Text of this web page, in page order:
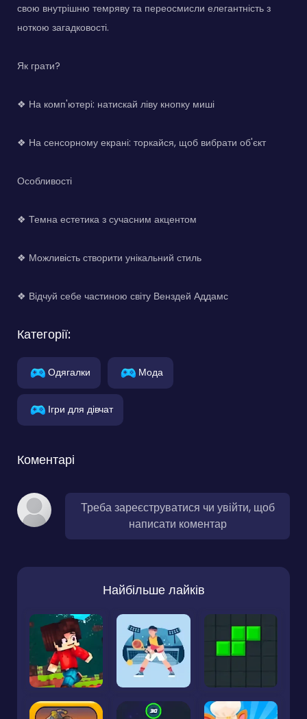
свою внутрішню темряву та переосмисли елегантність з
ноткою загадковості.
Як грати?
❖ На комп'ютері: натискай ліву кнопку миші
❖ На сенсорному екрані: торкайся, щоб вибрати об'єкт
Особливості
❖ Темна естетика з сучасним акцентом
❖ Можливість створити унікальний стиль
❖ Відчуй себе частиною світу Венздей Аддамс
Категорії:
Одягалки Мода
Ігри для дівчат
Коментарі
Треба зареєструватися чи увійти, щоб
написати коментар
Найбільше лайків